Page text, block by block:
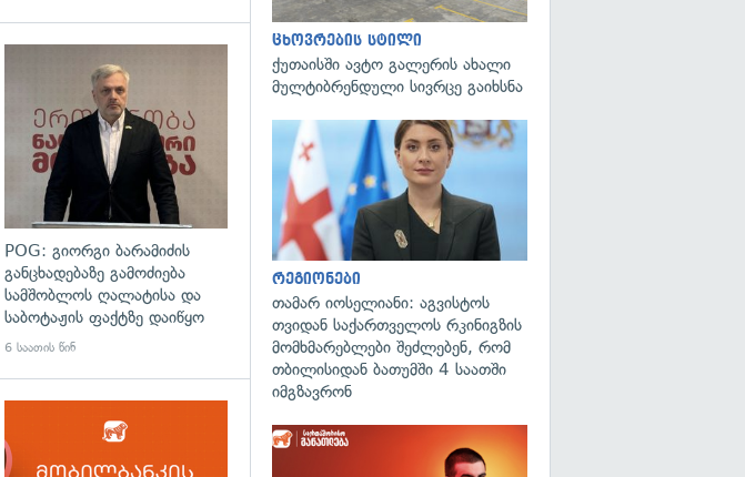
გადახედვა
POG: გიორგი ბარამიძის
განცხადებაზე გამოძიება
სამშობლოს ღალატისა და
საბოტაჟის ფაქტზე დაიწყო
6 საათის წინ
ცხოვრების სტილი
ქუთაისში ავტო გალერის ახალი
მულტიბრენდული სივრცე გაიხსნა
რეგიონები
თამარ იოსელიანი: აგვისტოს
თვიდან საქართველოს რკინიგზის
მომხმარებლები შეძლებენ, რომ
თბილისიდან ბათუმში 4 საათში
იმგზავრონ